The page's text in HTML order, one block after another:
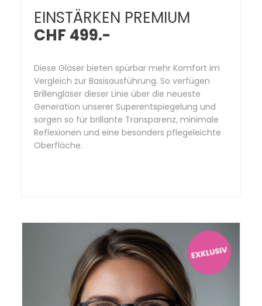
EINSTÄRKEN PREMIUM
CHF 499.-
Diese Gläser bieten spürbar mehr Komfort im
Vergleich zur Basisausführung. So verfügen
Brillengläser dieser Linie über die neueste
Generation unserer Superentspiegelung und
sorgen so für brillante Transparenz, minimale
Reflexionen und eine besonders pflegeleichte
Oberfläche.